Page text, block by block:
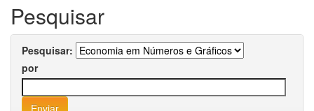
Pesquisar
Pesquisar:
por